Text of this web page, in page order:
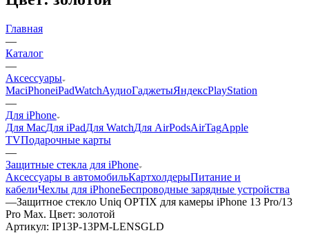
Главная
—
Каталог
—
Аксессуары
MaciPhoneiPadWatchАудиоГаджетыЯндексPlayStation
—
Для iPhone
Для MacДля iPadДля WatchДля AirPodsAirTagApple
TVПодарочные карты
—
Защитные стекла для iPhone
Аксессуары в автомобильКартхолдерыПитание и
кабелиЧехлы для iPhoneБеспроводные зарядные устройства
—Защитное стекло Uniq OPTIX для камеры iPhone 13 Pro/13
Pro Max. Цвет: золотой
Артикул: IP13P-13PM-LENSGLD